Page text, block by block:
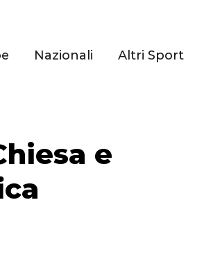
Nazionali Altri Sport
e